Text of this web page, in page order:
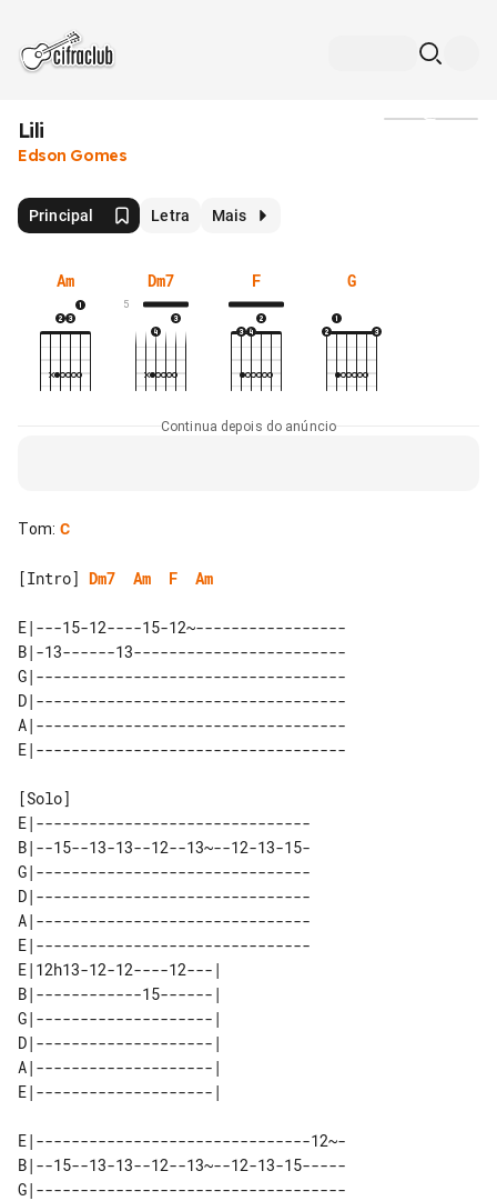
Lili
Edson Gomes
Principal Letra Mais
Am Dm7
5
F G
Continua depois do anúncio
Tom: C
[Intro] Dm7 Am F Am
E|---15-12----15-12~-----------------
B|-13------13------------------------
G|-----------------------------------
D|-----------------------------------
A|-----------------------------------
E|-------------------------------
B|--15--13-13--12--13~--12-13-15-
G|-------------------------------
D|-------------------------------
A|-------------------------------
E|-------------------------------
E|12h13-12-12----12---|
B|------------15------|
G|--------------------|
D|--------------------|
A|--------------------|
E|-------------------------------12~-
B|--15--13-13--12--13~--12-13-15-----
G|-----------------------------------